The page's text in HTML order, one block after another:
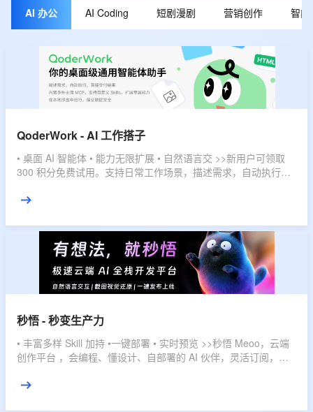
AI 办公 AI Coding 短剧漫剧 营销创作 智能
QoderWork - AI 工作搭子
• 桌面 AI 智能体 • 能力无限扩展 • 自然语言交 >>新用户可领取
300 积分免费试用。支持日常工作场景，描述需求，自动执行，
秒悟 - 秒变生产力
• 丰富多样 Skill 加持 •一键部署 • 实时预览 >>秒悟 Meoo，云端
创作平台 ，会编程、懂设计、自部署的 AI 伙伴，灵活订阅，多